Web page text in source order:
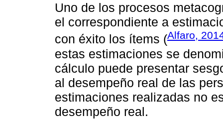
Uno de los procesos
el correspondiente a
con éxito los ítems (Alfaro,
estas estimaciones se
cálculo puede presentar
al desempeño real de las
estimaciones realizadas no
desempeño real.